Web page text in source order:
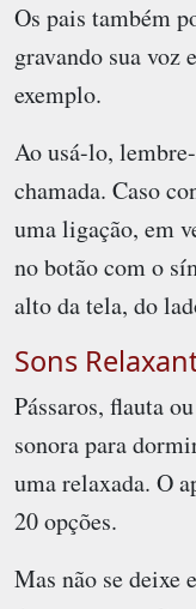
Os pais também
gravando sua voz
exemplo.
Ao usá-lo,
chamada. Caso
uma ligação, em
no botão com o
alto da tela, do
Sons
Pássaros, flauta
sonora para
uma relaxada. O
20 opções.
Mas não se deixe